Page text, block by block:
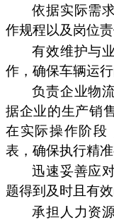
依据实际需
作规程以及岗位
有效维护与
作，确保车辆运
负责企业物
据企业的生产销
在实际操作阶段
表，确保执行精准
迅速妥善应
题得到及时且有效
承担人力资